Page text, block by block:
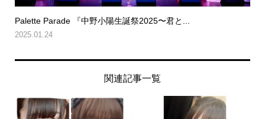
Palette Parade 『中野小陽生誕祭2025〜君と...
2025.01.24
関連記事一覧